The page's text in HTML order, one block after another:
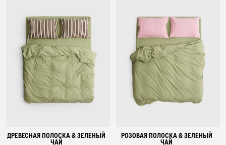
ДРЕВЕСНАЯ ПОЛОСКА & ЗЕЛЕНЫЙ
ЧАЙ
РОЗОВАЯ ПОЛОСКА & ЗЕЛЕНЫЙ
ЧАЙ